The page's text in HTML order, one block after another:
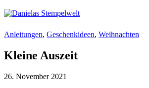
Anleitungen, Geschenkideen, Weihnachten
Kleine Auszeit
26. November 2021